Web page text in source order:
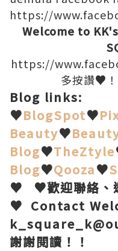
https://
Welcome to
https://
多按讚♥
Blog links:
♥BlogSpot♥
Beauty♥
Blog♥TheZtyle
Blog♥Qooza♥
♥
♥歡迎聯絡、
♥ Contact
謝謝閱讀！ ！